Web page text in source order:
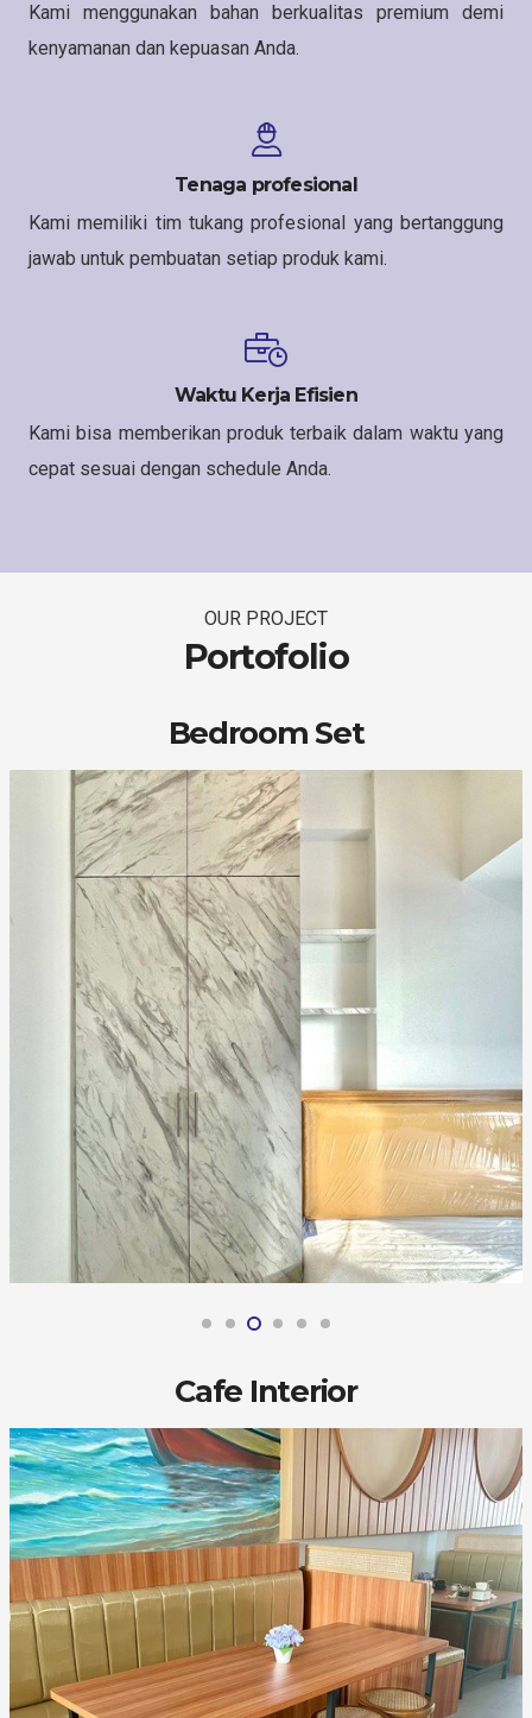
Kami menggunakan bahan berkualitas premium demi
kenyamanan dan kepuasan Anda.
Tenaga profesional
Kami memiliki tim tukang profesional yang bertanggung
jawab untuk pembuatan setiap produk kami.
Waktu Kerja Efisien
Kami bisa memberikan produk terbaik dalam waktu yang
cepat sesuai dengan schedule Anda.
OUR PROJECT
Portofolio
Bedroom Set
Cafe Interior